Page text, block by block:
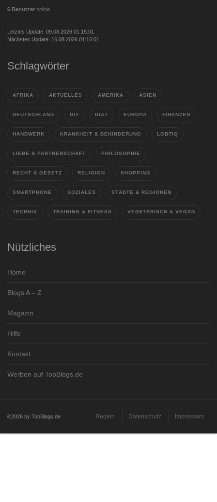
6 Benutzer online
Letztes Update: 09.08.2026 01:15:01
Nächstes Update: 16.08.2026 01:15:01
Schlagwörter
AFRIKA AKTUELLES AMERIKA ASIEN
DEUTSCHLAND DIY DIÄT EUROPA FINANZEN
HANDWERK KRANKHEIT & BEHINDERUNG LGBTIQ
LIEBE & PARTNERSCHAFT PHILOSOPHIE
RECHT & GESETZ RELIGION SHOPPING
SMARTPHONE SOZIALES STÄDTE & REGIONEN
TECHNIK TRAINING & FITNESS VEGETARISCH & VEGAN
Nützliches
Home
Blogs A – Z
Magazin
Hilfe
Kontakt
Werben auf TopBlogs.de
©2026 by TopBlogs.de Regeln Datenschutz Impressum